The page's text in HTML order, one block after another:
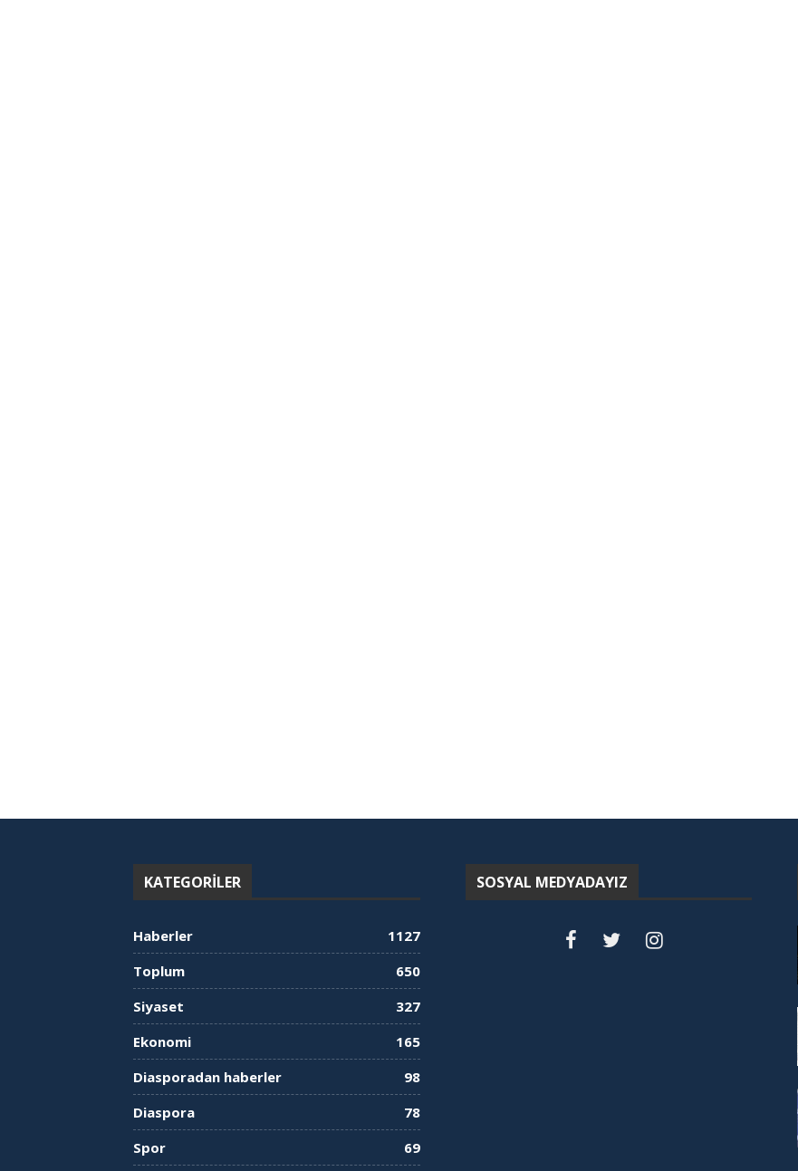
KATEGORILER
Haberler
1127
Toplum
650
Siyaset
327
Ekonomi
165
Diasporadan haberler
98
Diaspora
78
Spor
69
SOSYAL MEDYADAYIZ